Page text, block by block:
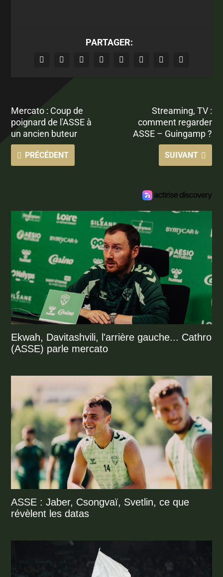
PARTAGER:
Mercato : Coup de
poignard de l'ASSE à
un ancien buteur
PRÉCÉDENT
Streaming, TV :
comment regarder
ASSE – Guingamp ?
SUIVANT
Ekwah, Davitashvili, l'arrière gauche... Cathro
(ASSE) parle mercato
ASSE : Jaber, Csongvaï, Svetlin, ce que
révèlent les datas